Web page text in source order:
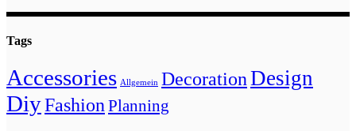
Tags
Accessories Allgemein DecorationDesign
DiyFashion Planning